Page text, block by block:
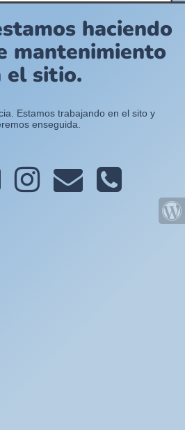
haciendo
mantenimiento
el sitio.
Estamos trabajando en el sito y
enseguida.